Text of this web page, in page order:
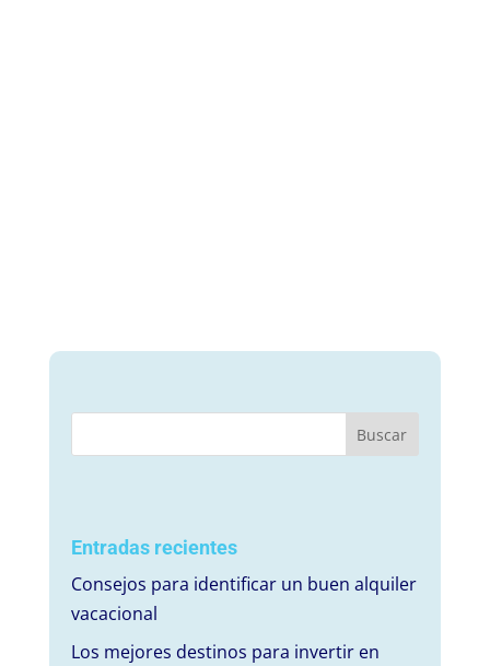
Entradas recientes
Consejos para identificar un buen alquiler
vacacional
Los mejores destinos para invertir en